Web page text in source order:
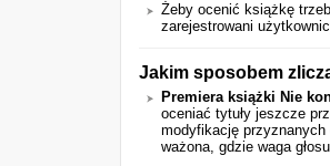
Żeby ocenić książkę
zarejestrowani
Jakim sposobem
Premiera książki Nie
oceniać tytuły jeszcze
modyfikację przyznanych
ważona, gdzie waga